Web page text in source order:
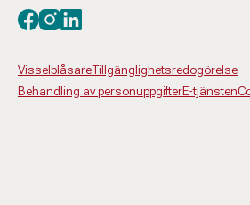
VisselblåsareTillgänglighetsredogörelse
Behandling av personuppgifterE-tjänsten
Besök oss på facebook
Besök oss på instagram
Besök oss på linkedin